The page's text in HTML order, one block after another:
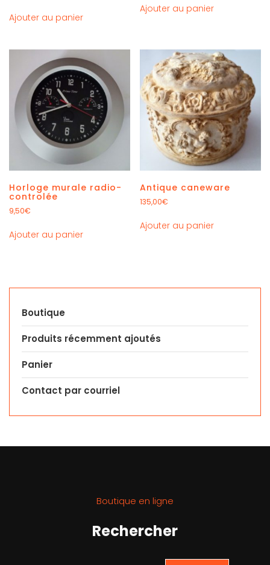
Ajouter au panier
Ajouter au panier
Horloge murale radio-
controlée
9,50€
Ajouter au panier
Antique caneware
135,00€
Ajouter au panier
Boutique
Produits récemment ajoutés
Panier
Contact par courriel
Boutique en ligne
Rechercher